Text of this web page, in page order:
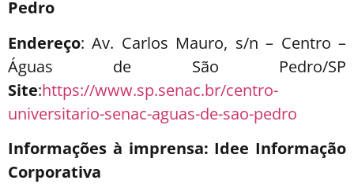
Pedro
Endereço: Av. Carlos Mauro, s/n – Centro –
Águas de São Pedro/SP
Site:https://www.sp.senac.br/centro-
universitario-senac-aguas-de-sao-pedro
Informações à imprensa: Idee Informação
Corporativa